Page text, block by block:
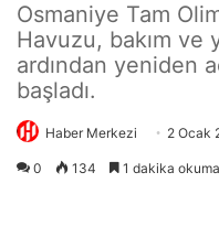
Osmaniye Tam
Havuzu, bakım ve
ardından yeniden
başladı.
Haber Merkezi 2 Ocak
0 134 1 dakika